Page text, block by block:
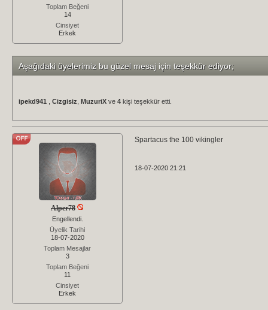
Toplam Beğeni
14
Cinsiyet
Erkek
Aşağıdaki üyelerimiz bu güzel mesaj için teşekkür ediyor;
ipekd941 Cizgisiz MuzuriX ve 4 kişi teşekkür etti.
Alper78
Engellendi.
Üyelik Tarihi
18-07-2020
Toplam Mesajlar
3
Toplam Beğeni
11
Cinsiyet
Erkek
Spartacus the 100 vikingler
18-07-2020 21:21